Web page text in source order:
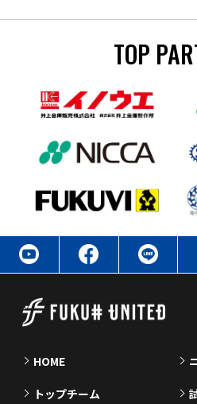
TOP
HOME
トップチーム